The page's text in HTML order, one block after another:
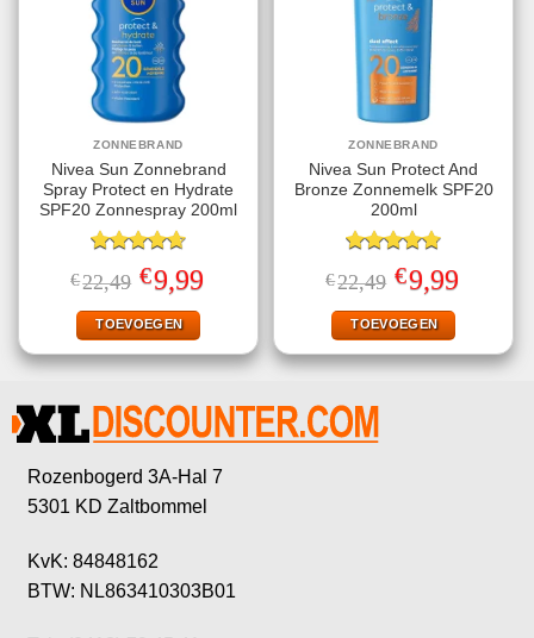
ZONNEBRAND
Nivea Sun Zonnebrand
Spray Protect en Hydrate
SPF20 Zonnespray 200ml
Gewaardeerd
4.67uit 5
€22,49 Oorspronkelijke
prijs
was:
€22,49.
€9,99Huidige
prijs
TOEVOEGEN
ZONNEBRAND
Nivea Sun Protect And
Bronze Zonnemelk SPF20
200ml
Gewaardeerd
4.78uit 5
€22,49 Oorspronkelijke
prijs
was:
€22,49.
€9,99Huidige
prijs
TOEVOEGEN
Rozenbogerd 3A-Hal 7
5301 KD Zaltbommel
KvK: 84848162
BTW: NL863410303B01